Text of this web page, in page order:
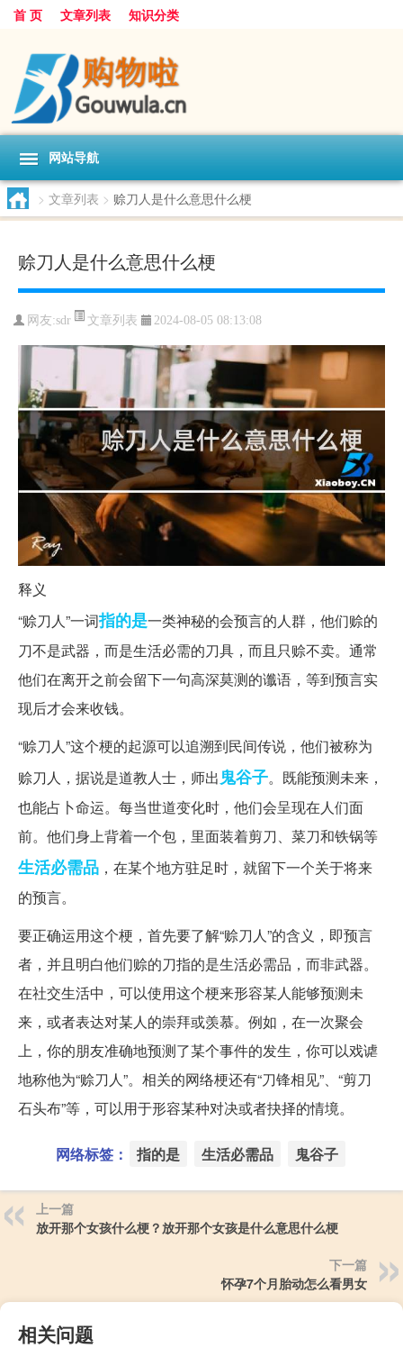
首 页 文章列表 知识分类
网站导航
> 文章列表 > 赊刀人是什么意思什么梗
赊刀人是什么意思什么梗
网友:sdr 文章列表 2024-08-05 08:13:08
释义
“赊刀人”一词指的是一类神秘的会预言的人群，他们赊的
刀不是武器，而是生活必需的刀具，而且只赊不卖。通常
他们在离开之前会留下一句高深莫测的谶语，等到预言实
现后才会来收钱。
“赊刀人”这个梗的起源可以追溯到民间传说，他们被称为
赊刀人，据说是道教人士，师出鬼谷子。既能预测未来，
也能占卜命运。每当世道变化时，他们会呈现在人们面
前。他们身上背着一个包，里面装着剪刀、菜刀和铁锅等
生活必需品 ，在某个地方驻足时，就留下一个关于将来
的预言。
要正确运用这个梗，首先要了解“赊刀人”的含义，即预言
者，并且明白他们赊的刀指的是生活必需品，而非武器。
在社交生活中，可以使用这个梗来形容某人能够预测未
来，或者表达对某人的崇拜或羡慕。例如，在一次聚会
上，你的朋友准确地预测了某个事件的发生，你可以戏谑
地称他为“赊刀人”。相关的网络梗还有“刀锋相见”、“剪刀
石头布”等，可以用于形容某种对决或者抉择的情境。
网络标签： 指的是 生活必需品 鬼谷子
上一篇
放开那个女孩什么梗？放开那个女孩是什么意思什么梗
下一篇
怀孕7个月胎动怎么看男女
相关问题